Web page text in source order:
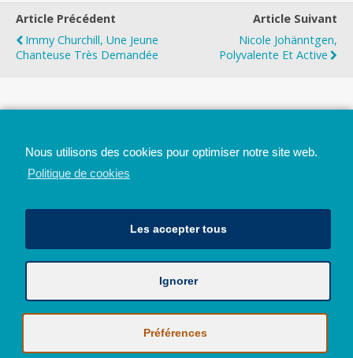
Article Précédent
Immy Churchill, Une Jeune
Chanteuse Très Demandée
Article Suivant
Nicole Johänntgen,
Polyvalente Et Active
Avec le soutien de la Province de Liège
© 2026 - Tous droits réservés - JazzMania
Politique en matière de confidentialité et de vie privée
Nous utilisons des cookies pour optimiser notre site web.
Politique de cookies
Les accepter tous
Ignorer
Préférences